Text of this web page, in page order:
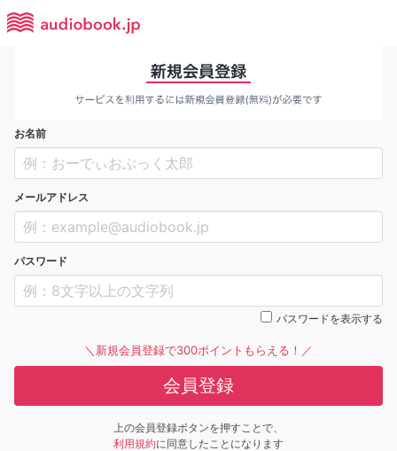
お名前
メールアドレス
パスワード
パスワードを表示する
＼新規会員登録で300ポイントもらえる！／
会員登録
上の会員登録ボタンを押すことで、
利用規約に同意したことになります